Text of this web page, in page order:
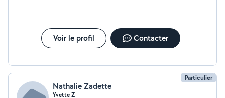
Voir le profil Contacter
Particulier
Nathalie Zadette
Yvette Z